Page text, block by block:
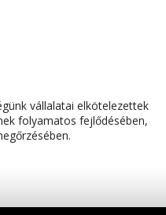
vállalatai elkötelezettek
folyamatos fejlődésében,